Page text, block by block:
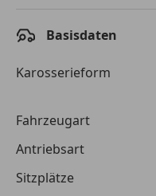
Kreditbetrag
Gesamtbetrag
Basisdaten
Karosserieform
Fahrzeugart
Antriebsart
Sitzplätze